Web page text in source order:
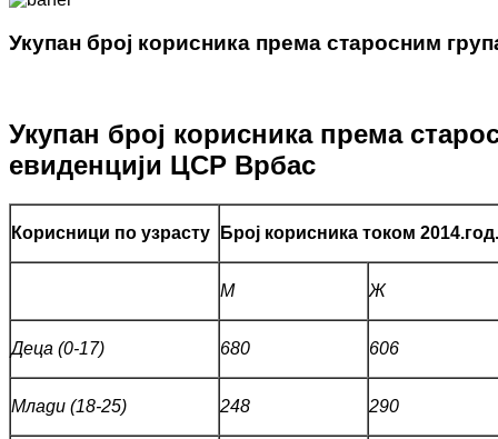
Укупан број корисника према старосним
Укупан број корисника према
евиденцији ЦСР Врбас
Корисници по узрасту Број корисника током 2014.год.
М Ж
Деца (0-17) 680 606
Млади (18-25) 248 290